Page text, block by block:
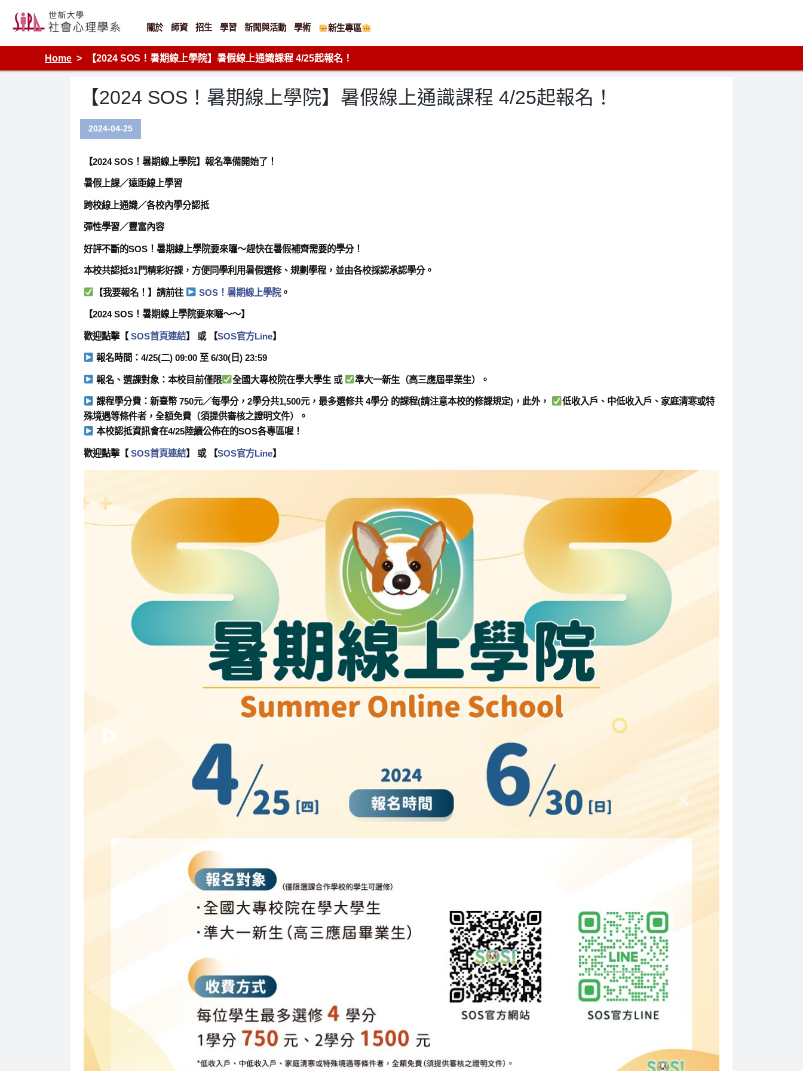
content
關於 師資 招生 學習 新聞與活動 學術 新生專區
Home 【2024 SOS！暑期線上學院】暑假線上通識課程 4/25起報名！
【2024 SOS！暑期線上學院】暑假線上通識課程 4/25起報名！
2024-04-25
【2024 SOS！暑期線上學院】報名準備開始了！
暑假上課／遠距線上學習
跨校線上通識／各校內學分認抵
彈性學習／豐富內容
好評不斷的SOS！暑期線上學院要來囉～趕快在暑假補齊需要的學分！
本校共認抵31門精彩好課，方便同學利用暑假選修、規劃學程，並由各校採認承認學分。
【我要報名！】請前往 SOS！暑期線上學院。
【2024SOS！暑期線上學院要來囉～～】
歡迎點擊【 SOS首頁連結】 或 【SOS官方Line】
報名時間：4/25(二) 09:00 至 6/30(日) 23:59
報名、選課對象：本校目前僅限 全國大專校院在學大學生 或 準大一新生（高三應屆畢業生） 。
課程學分費：新臺幣 750元／每學分，2學分共1,500元，最多選修共4學分 的課程(請注意本校的修課規定) ，此外，
低收入戶、中低收入戶、家庭清寒或特
殊境遇等條件者，全額免費（須提供審核之證明文件）。
本校認抵資訊會在4/25陸續公佈在的SOS各專區喔！
歡迎點擊【 SOS首頁連結】 或 【SOS官方Line】